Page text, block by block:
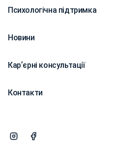
Психологічна підтримка
Новини
Карʼєрні консультації
Контакти